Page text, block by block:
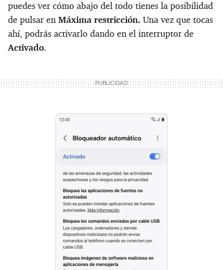
puedes ver cómo abajo del todo tienes la posibilidad
de pulsar en Máxima restricción. Una vez que tocas
ahí, podrás activarlo dando en el interruptor de
Activado.